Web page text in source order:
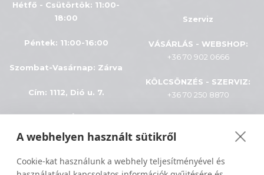
Hétfő - Csütörtök: 11:00-
18:00
Péntek: 11:00-16:00
Szombat-Vasárnap: Zárva
Cím: 1112, Dió u. 7.
Szerviz
VÁSÁRLÁS - WEBSHOP:
+36 70 902 0666
KÖLCSÖNZÉS - SZERVIZ:
+36 70 250 8870
Minden jog fenntartva © 2024
A webhelyen használt sütikről
Cookie-kat használunk a webhely teljesítményével és